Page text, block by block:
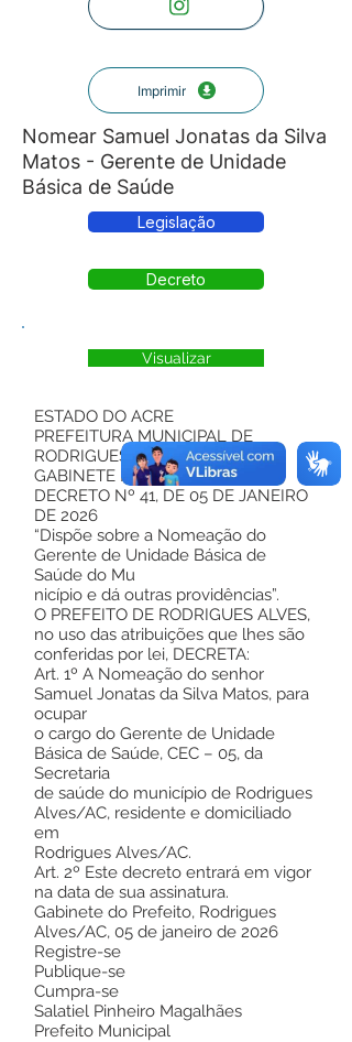
Imprimir
Nomear Samuel Jonatas da Silva
Matos - Gerente de Unidade
Básica de Saúde
Legislação
Decreto
Visualizar
ESTADO DO ACRE
PREFEITURA MUNICIPAL DE
RODRIGUES ALVES
GABINETE DO PREFEITO
DECRETO Nº 41, DE 05 DE JANEIRO
DE 2026
“Dispõe sobre a Nomeação do
Gerente de Unidade Básica de
Saúde do Mu
nicípio e dá outras providências”.
O PREFEITO DE RODRIGUES ALVES,
no uso das atribuições que lhes são
conferidas por lei, DECRETA:
Art. 1º A Nomeação do senhor
Samuel Jonatas da Silva Matos, para
ocupar
o cargo do Gerente de Unidade
Básica de Saúde, CEC – 05, da
Secretaria
de saúde do município de Rodrigues
Alves/AC, residente e domiciliado
em
Rodrigues Alves/AC.
Art. 2º Este decreto entrará em vigor
na data de sua assinatura.
Gabinete do Prefeito, Rodrigues
Alves/AC, 05 de janeiro de 2026
Registre-se
Publique-se
Cumpra-se
Salatiel Pinheiro Magalhães
Prefeito Municipal